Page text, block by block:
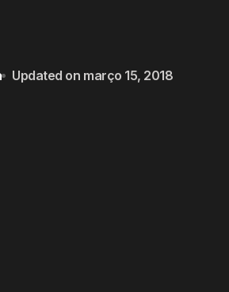
Updated on março 15, 2018